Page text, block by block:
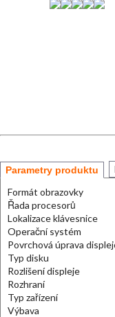
Parametry produktu
Formát obrazovky
Řada procesorů
Lokalizace klávesnice
Operační systém
Povrchová úprava
Typ disku
Rozlišení displeje
Rozhraní
Typ zařízení
Výbava